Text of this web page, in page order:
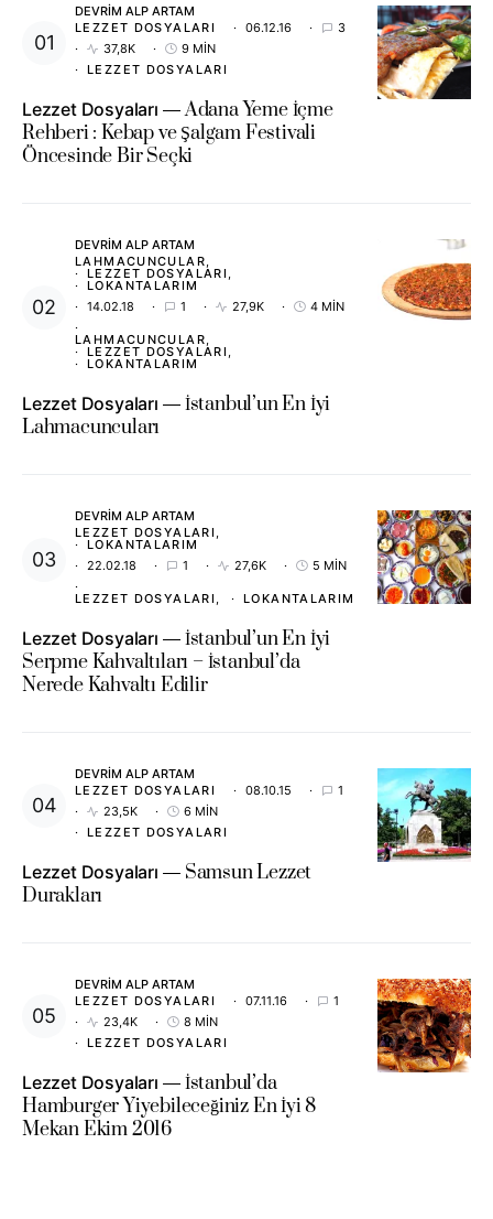
DEVRIM ALP ARTAM
LEZZET DOSYALARI
06.12.16
3
37,8K
9 MIN
LEZZET DOSYALARI
Lezzet Dosyaları
Adana Yeme İçme
Rehberi : Kebap ve Şalgam Festivali
Öncesinde Bir Seçki
DEVRIM ALP ARTAM
LAHMACUNCULAR
LEZZET DOSYALARI
LOKANTALARIM
14.02.18
1 27,9K 4 MIN
LAHMACUNCULAR
LEZZET DOSYALARI
LOKANTALARIM
Lezzet Dosyaları
İstanbul’un En İyi
Lahmacuncuları
DEVRIM ALP ARTAM
LEZZET DOSYALARI
LOKANTALARIM
22.02.18
1 27,6K 5 MIN
LEZZET DOSYALARI LOKANTALARIM
Lezzet Dosyaları
İstanbul’un En İyi
Serpme Kahvaltıları – İstanbul’da
Nerede Kahvaltı Edilir
DEVRIM ALP ARTAM
LEZZET DOSYALARI
08.10.15
1
23,5K
6 MIN
LEZZET DOSYALARI
Lezzet Dosyaları
Samsun Lezzet
Durakları
DEVRIM ALP ARTAM
LEZZET DOSYALARI
07.11.16
1
23,4K
8 MIN
LEZZET DOSYALARI
Lezzet Dosyaları
İstanbul’da
Hamburger Yiyebileceğiniz En İyi 8
Mekan Ekim 2016